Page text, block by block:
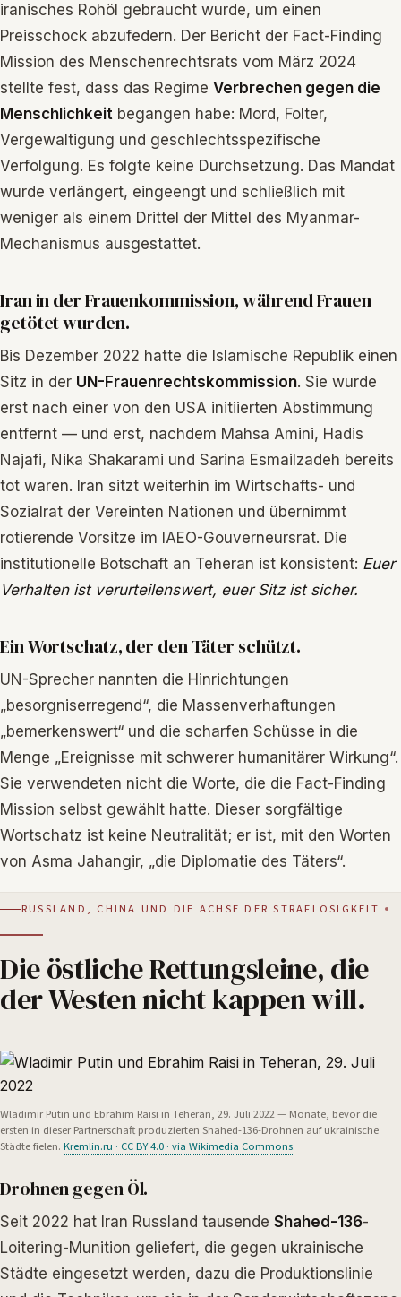
iranisches Rohöl gebraucht wurde, um einen
Preisschock abzufedern. Der Bericht der Fact-Finding
Mission des Menschenrechtsrats vom März 2024
stellte fest, dass das Regime Verbrechen gegen die
Menschlichkeit begangen habe: Mord, Folter,
Vergewaltigung und geschlechtsspezifische
Verfolgung. Es folgte keine Durchsetzung. Das Mandat
wurde verlängert, eingeengt und schließlich mit
weniger als einem Drittel der Mittel des Myanmar-
Mechanismus ausgestattet.
Iran in der Frauenkommission, während Frauen
getötet wurden.
Bis Dezember 2022 hatte die Islamische Republik einen
Sitz in der UN-Frauenrechtskommission. Sie wurde
erst nach einer von den USA initiierten Abstimmung
entfernt — und erst, nachdem Mahsa Amini, Hadis
Najafi, Nika Shakarami und Sarina Esmailzadeh bereits
tot waren. Iran sitzt weiterhin im Wirtschafts- und
Sozialrat der Vereinten Nationen und übernimmt
rotierende Vorsitze im IAEO-Gouverneursrat. Die
institutionelle Botschaft an Teheran ist konsistent: Euer
Verhalten ist verurteilenswert, euer Sitz ist sicher.
Ein Wortschatz, der den Täter schützt.
UN-Sprecher nannten die Hinrichtungen
„besorgniserregend“, die Massenverhaftungen
„bemerkenswert“ und die scharfen Schüsse in die
Menge „Ereignisse mit schwerer humanitärer Wirkung“.
Sie verwendeten nicht die Worte, die die Fact-Finding
Mission selbst gewählt hatte. Dieser sorgfältige
Wortschatz ist keine Neutralität; er ist, mit den Worten
von Asma Jahangir, „die Diplomatie des Täters“.
RUSSLAND, CHINA UND DIE ACHSE DER STRAFLOSIGKEIT
Die östliche Rettungsleine, die
der Westen nicht kappen will.
Wladimir Putin und Ebrahim Raisi in Teheran, 29. Juli 2022 — Monate, bevor die
ersten in dieser Partnerschaft produzierten Shahed-136-Drohnen auf ukrainische
Städte fielen. Kremlin.ru · CC BY 4.0 · via Wikimedia Commons.
Drohnen gegen Öl.
Seit 2022 hat Iran Russland tausende Shahed-136-
Loitering-Munition geliefert, die gegen ukrainische
Städte eingesetzt werden, dazu die Produktionslinie